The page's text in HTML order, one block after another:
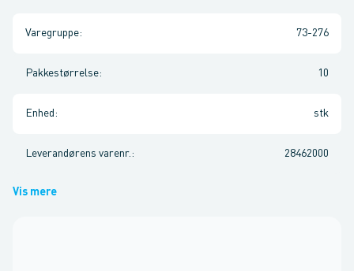
Varegruppe: 73-276
Pakkestørrelse: 10
Enhed : stk
Leverandørens varenr. : 28462000
Vis mere